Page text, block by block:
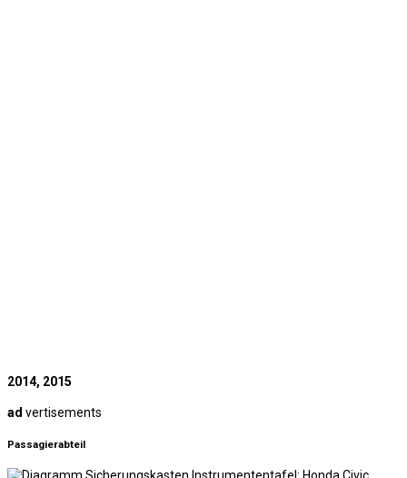
2014, 2015
ad vertisements
Passagierabteil